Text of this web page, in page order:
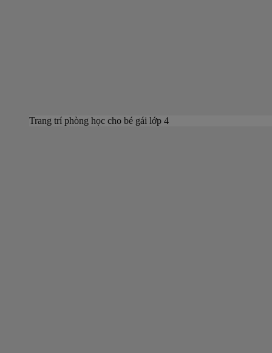
Trang trí phòng học cho bé gái lớp 4